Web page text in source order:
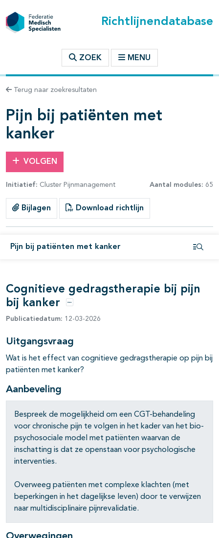
Richtlijnendatabase
ZOEK MENU
Terug naar zoekresultaten
Pijn bij patiënten met
kanker
VOLGEN
Initiatief: Cluster Pijnmanagement Aantal modules: 65
Bijlagen Download richtlijn
Pijn bij patiënten met kanker
binnen deze richtlijn
open- en dichtklappen
open- en dichtklappen
open- en dichtklappen
Cognitieve gedragstherapie bij pijn
bij kanker
Opties
Publicatiedatum: 12-03-2026
Uitgangsvraag
Wat is het effect van cognitieve gedragstherapie op pijn bij
patiënten met kanker?
Aanbeveling
Bespreek de mogelijkheid om een CGT-behandeling
voor chronische pijn te volgen in het kader van het bio-
psychosociale model met patiënten waarvan de
inschatting is dat ze openstaan voor psychologische
interventies.
Overweeg patiënten met complexe klachten (met
beperkingen in het dagelijkse leven) door te verwijzen
naar multidisciplinaire pijnrevalidatie.